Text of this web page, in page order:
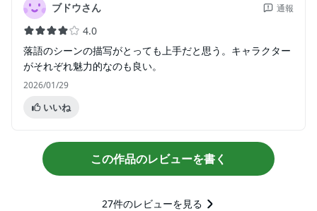
ブドウさん 通報
4.0
落語のシーンの描写がとっても上手だと思う。キャラクター
がそれぞれ魅力的なのも良い。
2026/01/29
いいね
この作品のレビューを書く
27件のレビューを見る